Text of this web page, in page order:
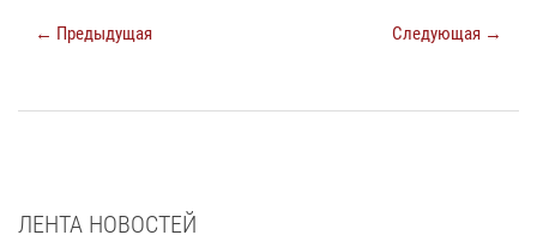
← Предыдущая Следующая →
ЛЕНТА НОВОСТЕЙ